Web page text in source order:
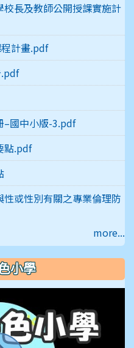
長及教師公開授課實施計
計畫.pdf
–國中小版-3.pdf
點.pdf
或性別有關之專業倫理防
more...
小學